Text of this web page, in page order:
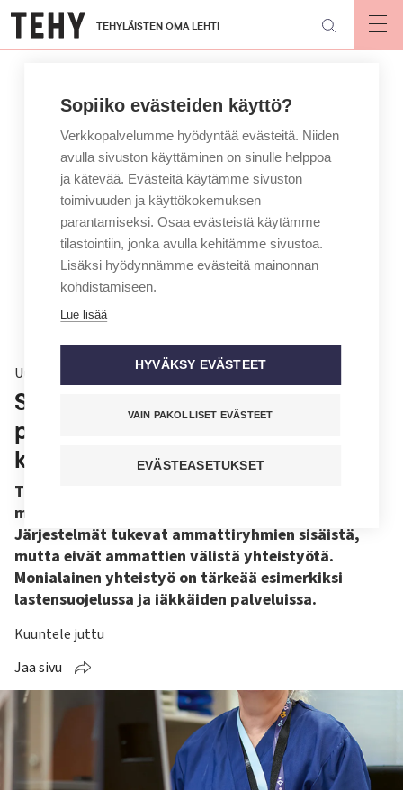
Hyppää
pääsisältöön
TEHYLÄISTEN OMA LEHTI
Uutinen
Sairaanhoitajat kaipaavat
parempia työkaluja monialaiseen
kirjaamiseen
Tietojärjestelmät eivät tue sairaanhoitajien
mukaan riittävästi monialaista kirjaamista.
Järjestelmät tukevat ammattiryhmien sisäistä,
mutta eivät ammattien välistä yhteistyötä.
Monialainen yhteistyö on tärkeää esimerkiksi
lastensuojelussa ja iäkkäiden palveluissa.
Kuuntele juttu
Jaa sivu
Sopiiko evästeiden käyttö?
Verkkopalvelumme hyödyntää evästeitä. Niiden
avulla sivuston käyttäminen on sinulle helppoa
ja kätevää. Evästeitä käytämme sivuston
toimivuuden ja käyttökokemuksen
parantamiseksi. Osaa evästeistä käytämme
tilastointiin, jonka avulla kehitämme sivustoa.
Lisäksi hyödynnämme evästeitä mainonnan
kohdistamiseen.
Lue lisää
HYVÄKSY EVÄSTEET
VAIN PAKOLLISET EVÄSTEET
EVÄSTEASETUKSET